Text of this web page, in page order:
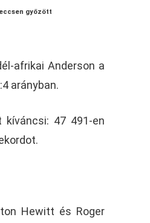
győzött
afrikai Anderson a
arányban.
47 491-en
Hewitt és Roger